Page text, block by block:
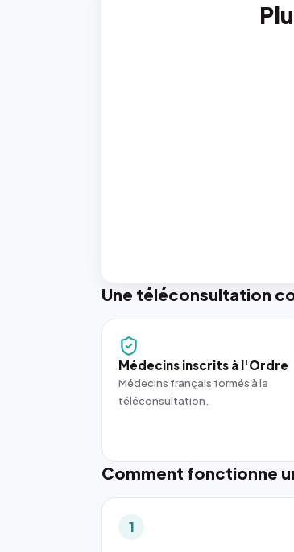
Une téléconsultation
Médecins inscrits à l'Ordre
Médecins français formés à la
téléconsultation.
Comment fonctionne
1